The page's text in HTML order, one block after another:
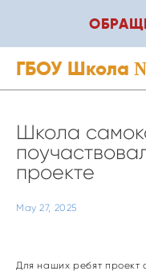
ГБОУ Школа
May 27, 2025
Школа
проекте
Для наших ребят проект